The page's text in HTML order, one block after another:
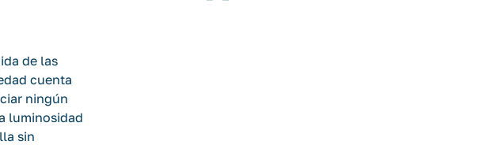
de las
cuenta
ningún
luminosidad
sin